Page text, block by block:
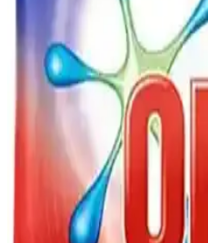
Dalan sıvı sabun, 4 litrelik büyük
formülüyle ev ve iş yerlerinde
temizlik imkanı sunar.
Maratem M101 El
Temizlikte Güvenilir
Maratem M101 el yıkama
köpürme kapasitesi ve hoş
tahriş etmez, çeşitli alanlarda
Mj Tech vs ORAX: 3
Termos Setleri 500 ml